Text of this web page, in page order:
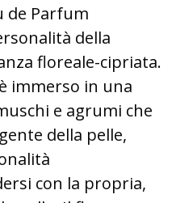
de Parfum
della
floreale-cipriata.
immerso in una
e agrumi che
della pelle,
con la propria,